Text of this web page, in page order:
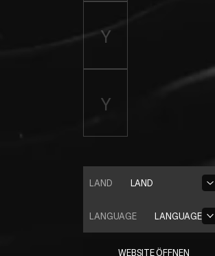
LAND
LAND
LANGUAGE
LANGUAGE
WEBSITE ÖFFNEN